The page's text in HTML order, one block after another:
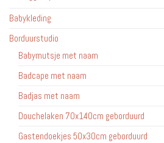
Babykleding
Borduurstudio
Babymutsje met naam
Badcape met naam
Badjas met naam
Douchelaken 70x140cm geborduurd
Gastendoekjes 50x30cm geborduurd